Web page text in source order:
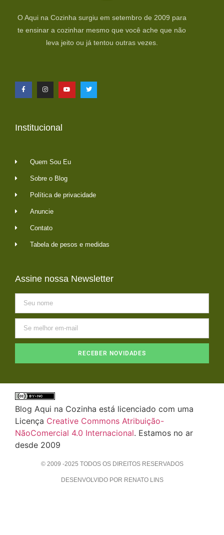
O Aqui na Cozinha surgiu em setembro de 2009 para
te ensinar a cozinhar mesmo que você ache que não
leva jeito ou já tentou outras vezes.
Institucional
Quem Sou Eu
Sobre o Blog
Política de privacidade
Anuncie
Contato
Tabela de pesos e medidas
Assine nossa Newsletter
RECEBER NOVIDADES
Blog Aqui na Cozinha está licenciado com uma
Licença Creative Commons Atribuição-
NãoComercial 4.0 Internacional. Estamos no ar
desde 2009
© 2009 -2025 TODOS OS DIREITOS RESERVADOS
DESENVOLVIDO POR RENATO LINS